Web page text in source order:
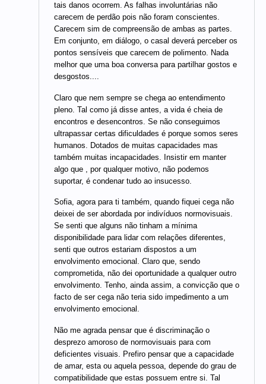
tais danos ocorrem. As falhas involuntárias não
carecem de perdão pois não foram conscientes.
Carecem sim de compreensão de ambas as partes.
Em conjunto, em diálogo, o casal deverá perceber os
pontos sensíveis que carecem de polimento. Nada
melhor que uma boa conversa para partilhar gostos e
desgostos....
Claro que nem sempre se chega ao entendimento
pleno. Tal como já disse antes, a vida é cheia de
encontros e desencontros. Se não conseguimos
ultrapassar certas dificuldades é porque somos seres
humanos. Dotados de muitas capacidades mas
também muitas incapacidades. Insistir em manter
algo que , por qualquer motivo, não podemos
suportar, é condenar tudo ao insucesso.
Sofia, agora para ti também, quando fiquei cega não
deixei de ser abordada por indivíduos normovisuais.
Se senti que alguns não tinham a mínima
disponibilidade para lidar com relações diferentes,
senti que outros estariam dispostos a um
envolvimento emocional. Claro que, sendo
comprometida, não dei oportunidade a qualquer outro
envolvimento. Tenho, ainda assim, a convicção que o
facto de ser cega não teria sido impedimento a um
envolvimento emocional.
Não me agrada pensar que é discriminação o
desprezo amoroso de normovisuais para com
deficientes visuais. Prefiro pensar que a capacidade
de amar, esta ou aquela pessoa, depende do grau de
compatibilidade que estas possuem entre si. Tal